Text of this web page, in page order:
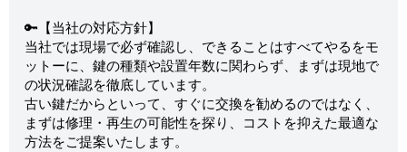
🔑【当社の対応方針】
当社では現場で必ず確認し、できることはすべてやるをモ
ットーに、鍵の種類や設置年数に関わらず、まずは現地で
の状況確認を徹底しています。
古い鍵だからといって、すぐに交換を勧めるのではなく、
まずは修理・再生の可能性を探り、コストを抑えた最適な
方法をご提案いたします。